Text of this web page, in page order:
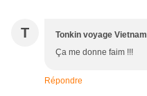
T Tonkin voyage Vietnam
Ça me donne faim !!!
Répondre